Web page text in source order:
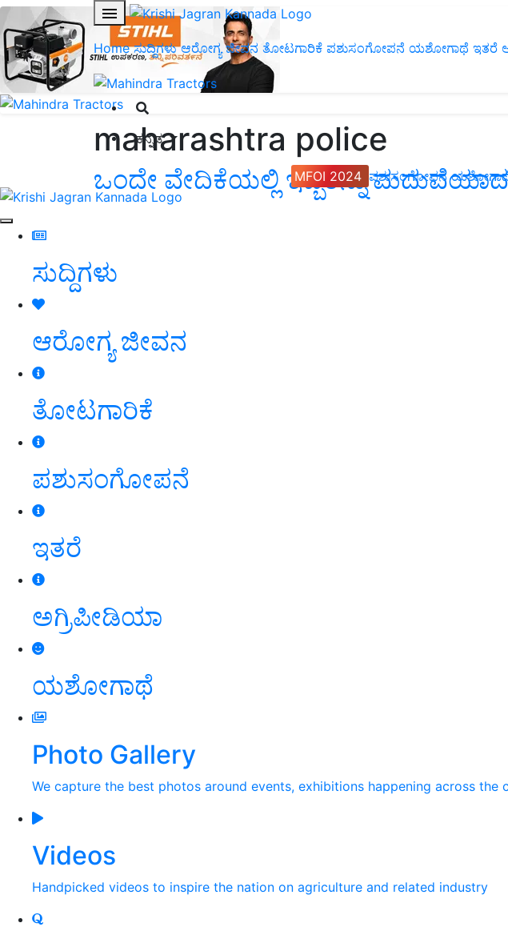
Home ಸುದ್ದಿಗಳು ಆರೋಗ್ಯ ಜೀವನ ತೋಟಗಾರಿಕೆ ಪಶುಸಂಗೋಪನೆ ಯಶೋಗಾಥೆ ಇತರೆ
ಕನ್ನಡ
MFOI 2024 ಪಶುಸಂಗೋಪನೆ
ಸುದ್ದಿಗಳು
ಆರೋಗ್ಯ ಜೀವನ
ತೋಟಗಾರಿಕೆ
ಪಶುಸಂಗೋಪನೆ
ಇತರೆ
ಅಗ್ರಿಪೀಡಿಯಾ
ಯಶೋಗಾಥೆ
Photo Gallery
We capture the best photos around events, exhibitions happening across the
Videos
Handpicked videos to inspire the nation on agriculture and related industry
maharashtra police
ಒಂದೇ ವೇದಿಕೆಯಲ್ಲಿ ಇಬ್ಬರನ್ನು